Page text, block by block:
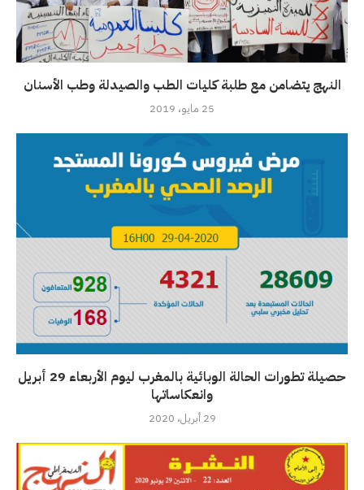
النهج يتضامن مع طلبة كليات الطب والصيدلة وطب الأسنان
25 مايو، 2019
حصيلة تطورات الحالة الوبائية بالمغرب ليوم الأربعاء 29 أبريل
وانعكاساتها
29 أبريل، 2020